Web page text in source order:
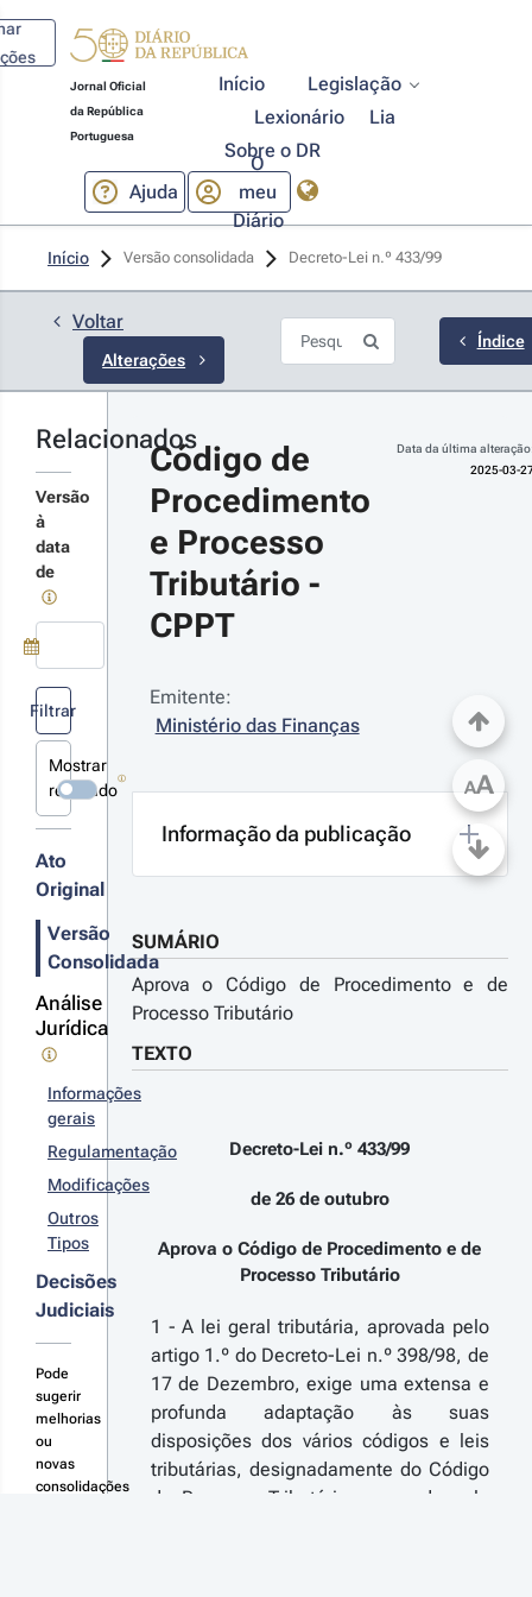
Jornal Oficial
da República
Portuguesa
Início
Legislação
Lexionário
Lia
Sobre o DR
Ajuda
O
meu
Diário
Início Versão consolidada Decreto-Lei n.º 433/99
Voltar
Alterações
Lei
49/2025 -
medidas
alterando,
dos
de
e
Processo
e
atos
detalhes
alterações
11-
n.º
Série
e
a
e
âmbito
12-
2023 -
Estado
08-28
Lei
- 1.ª
Índice
Relacionados
Versão
à
data
de
Filtrar
Mostrar
revogado
Ato
Original
Versão
Consolidada
Análise
Jurídica
Informações
gerais
Regulamentação
Modificações
Outros
Tipos
Decisões
Judiciais
Pode
sugerir
melhorias
ou
novas
consolidações
Código de
Procedimento
e Processo
Tributário -
CPPT
Data da última
2025-03-
Emitente:
Ministério das Finanças
Informação da publicação
SUMÁRIO
Aprova o Código de Procedimento e de
Processo Tributário
TEXTO
Decreto-Lei n.º 433/99
de 26 de outubro
Aprova o Código de Procedimento e de
Processo Tributário
1 - A lei geral tributária, aprovada pelo
artigo 1.º do Decreto-Lei n.º 398/98, de
17 de Dezembro, exige uma extensa e
profunda adaptação às suas
disposições dos vários códigos e leis
tributárias, designadamente do Código
de Processo Tributário, aprovado pelo
AA